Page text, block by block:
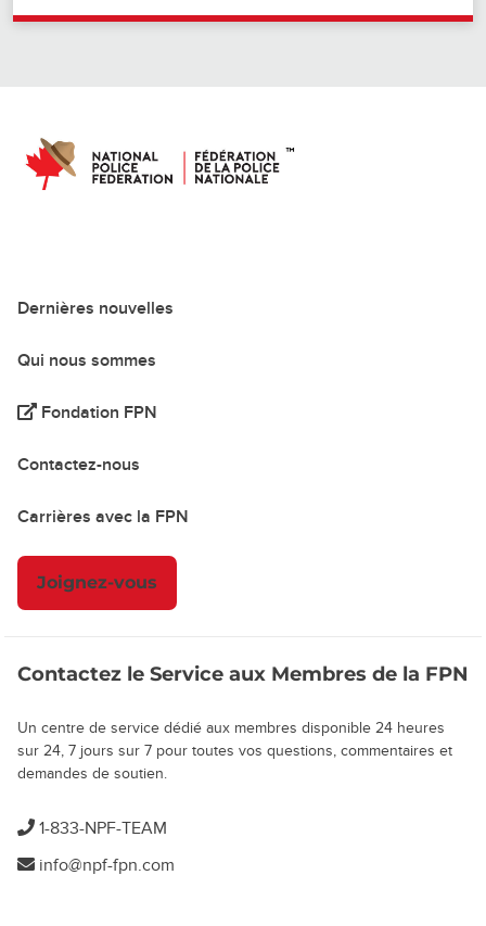
Dernières nouvelles
Qui nous sommes
Fondation FPN
Contactez-nous
Carrières avec la FPN
Joignez-vous
Contactez le Service aux Membres de la FPN
Un centre de service dédié aux membres disponible 24 heures
sur 24, 7 jours sur 7 pour toutes vos questions, commentaires et
demandes de soutien.
1-833-NPF-TEAM
info@npf-fpn.com